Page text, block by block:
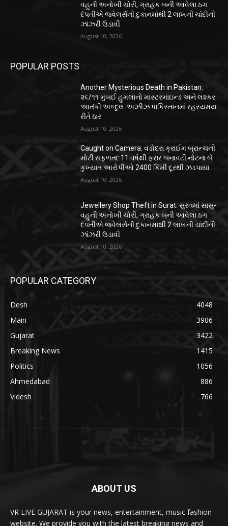
વહુની અનોખી ચોરી, ગ્રાહક બની આવેલા ઠગ
દંપતીએ જ્વેલર્સની દુકાનમાંથી 2 લાખની ચાંદીની
ઝાંઝરી ઉડાવી
August 10, 2026
POPULAR POSTS
Another Mysterious Death in Pakistan:
૨૬/૧૧ મુંબઈ હુમલાનો માસ્ટરમાઇન્ડ અને લશ્કર
આતંકી અબ્દુલ-અઝીઝ પાકિસ્તાનમાં રહસ્યમય
રીતે ઠાર
August 10, 2026
Caught on Camera: વડોદરા ક્રાઈમ બ્રાન્ચની
મોટી સફળતા: 11 વર્ષથી ફરાર બનાવટી નોટના બે
કુખ્યાત આરોપીઓ 2400 કિમી દૂરથી ઝડપાયા
August 10, 2026
Jewellery Shop Theft in Surat: સુરતમાં સાસુ-
વહુની અનોખી ચોરી, ગ્રાહક બની આવેલા ઠગ
દંપતીએ જ્વેલર્સની દુકાનમાંથી 2 લાખની ચાંદીની
ઝાંઝરી ઉડાવી
August 10, 2026
POPULAR CATEGORY
Desh
4048
Main
3906
Gujarat
3422
Breaking News
1415
Politics
1056
Ahmedabad
886
Videsh
766
ABOUT US
VR LIVE GUJARAT is your news, entertainment, music fashion
website. We provide you with the latest breaking news and